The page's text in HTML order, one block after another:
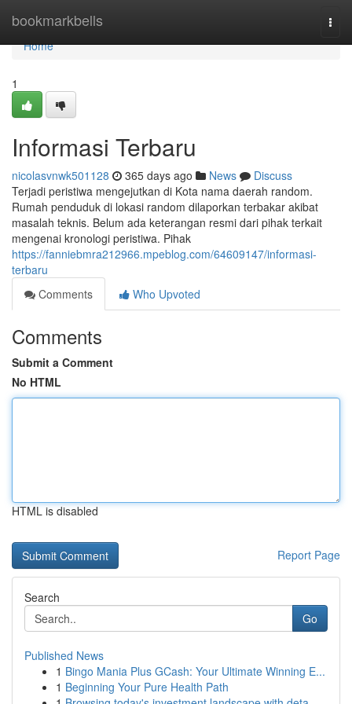
bookmarkbells
Home
Home
1
Informasi Terbaru
nicolasvnwk501128 365 days ago News
Discuss
Terjadi peristiwa mengejutkan di Kota nama daerah random.
Rumah penduduk di lokasi random dilaporkan terbakar akibat
masalah teknis. Belum ada keterangan resmi dari pihak terkait
mengenai kronologi peristiwa. Pihak
https://fanniebmra212966.mpeblog.com/64609147/informasi-
terbaru
Comments
Who Upvoted
Comments
Submit a Comment
No HTML
HTML is disabled
Report Page
Search
Go
Published News
1 Bingo Mania Plus GCash: Your Ultimate Winning E...
1 Beginning Your Pure Health Path